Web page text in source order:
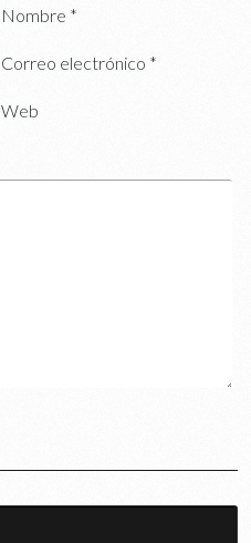
Nombre *
Correo electrónico *
Web